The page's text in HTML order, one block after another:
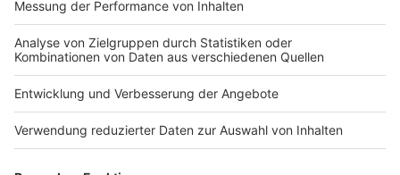
Nutzungsbedingungen
Impressum
Das Band-ABC
Jobs
Kontakt
Studio-Hotline
ROCK ANTENNE
Region wechseln